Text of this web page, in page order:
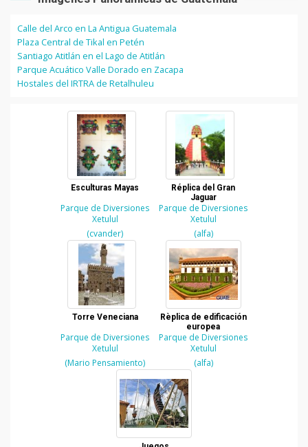
Calle del Arco en La Antigua Guatemala
Plaza Central de Tikal en Petén
Santiago Atitlán en el Lago de Atitlán
Parque Acuático Valle Dorado en Zacapa
Hostales del IRTRA de Retalhuleu
Esculturas Mayas
Parque de Diversiones
Xetulul
(cvander)
Réplica del Gran
Jaguar
Parque de Diversiones
Xetulul
(alfa)
Torre Veneciana
Parque de Diversiones
Xetulul
(Mario Pensamiento)
Rèplica de edificación
europea
Parque de Diversiones
Xetulul
(alfa)